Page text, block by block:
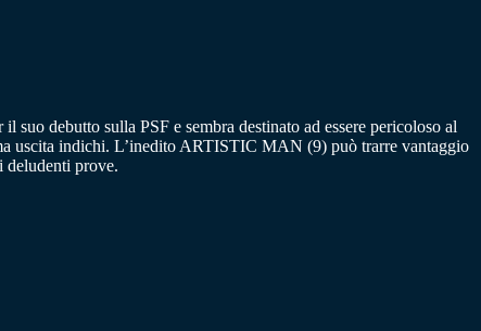
suo debutto sulla PSF e sembra destinato ad essere pericoloso al
uscita indichi. L’inedito ARTISTIC MAN (9) può trarre vantaggio
deludenti prove.